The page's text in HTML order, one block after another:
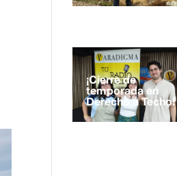
¡Cierre de
temporada en
Derecho a Techo!